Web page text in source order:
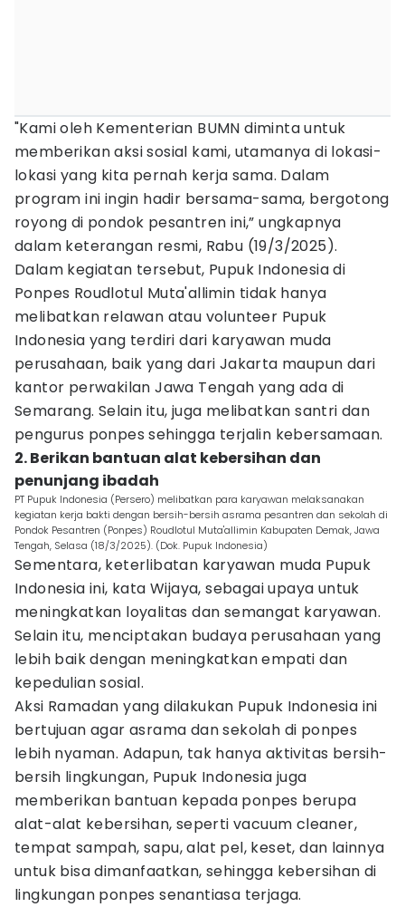
"Kami oleh Kementerian BUMN diminta untuk
memberikan aksi sosial kami, utamanya di lokasi-
lokasi yang kita pernah kerja sama. Dalam
program ini ingin hadir bersama-sama, bergotong
royong di pondok pesantren ini,” ungkapnya
dalam keterangan resmi, Rabu (19/3/2025).
Dalam kegiatan tersebut, Pupuk Indonesia di
Ponpes Roudlotul Muta'allimin tidak hanya
melibatkan relawan atau volunteer Pupuk
Indonesia yang terdiri dari karyawan muda
perusahaan, baik yang dari Jakarta maupun dari
kantor perwakilan Jawa Tengah yang ada di
Semarang. Selain itu, juga melibatkan santri dan
pengurus ponpes sehingga terjalin kebersamaan.
2. Berikan bantuan alat kebersihan dan
penunjang ibadah
PT Pupuk Indonesia (Persero) melibatkan para karyawan melaksanakan
kegiatan kerja bakti dengan bersih-bersih asrama pesantren dan sekolah di
Pondok Pesantren (Ponpes) Roudlotul Muta'allimin Kabupaten Demak, Jawa
Tengah, Selasa (18/3/2025). (Dok. Pupuk Indonesia)
Sementara, keterlibatan karyawan muda Pupuk
Indonesia ini, kata Wijaya, sebagai upaya untuk
meningkatkan loyalitas dan semangat karyawan.
Selain itu, menciptakan budaya perusahaan yang
lebih baik dengan meningkatkan empati dan
kepedulian sosial.
Aksi Ramadan yang dilakukan Pupuk Indonesia ini
bertujuan agar asrama dan sekolah di ponpes
lebih nyaman. Adapun, tak hanya aktivitas bersih-
bersih lingkungan, Pupuk Indonesia juga
memberikan bantuan kepada ponpes berupa
alat-alat kebersihan, seperti vacuum cleaner,
tempat sampah, sapu, alat pel, keset, dan lainnya
untuk bisa dimanfaatkan, sehingga kebersihan di
lingkungan ponpes senantiasa terjaga.